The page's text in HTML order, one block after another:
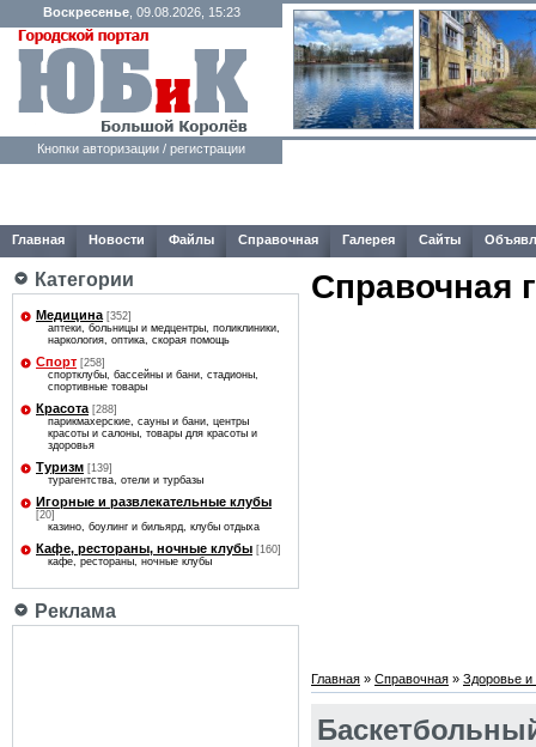
Воскресенье, 09.08.2026, 15:23
Кнопки авторизации / регистрации
Главная Новости Файлы Справочная Галерея Сайты
Категории
Медицина [352]
аптеки, больницы и медцентры, поликлиники,
наркология, оптика, скорая помощь
Спорт [258]
спортклубы, бассейны и бани, стадионы,
спортивные товары
Красота [288]
парикмахерские, сауны и бани, центры
красоты и салоны, товары для красоты и
здоровья
Туризм [139]
турагентства, отели и турбазы
Игорные и развлекательные клубы
[20]
казино, боулинг и бильярд, клубы отдыха
Кафе, рестораны, ночные клубы [160]
кафе, рестораны, ночные клубы
Реклама
Справочная
Главная » Справочная » Здоровье и